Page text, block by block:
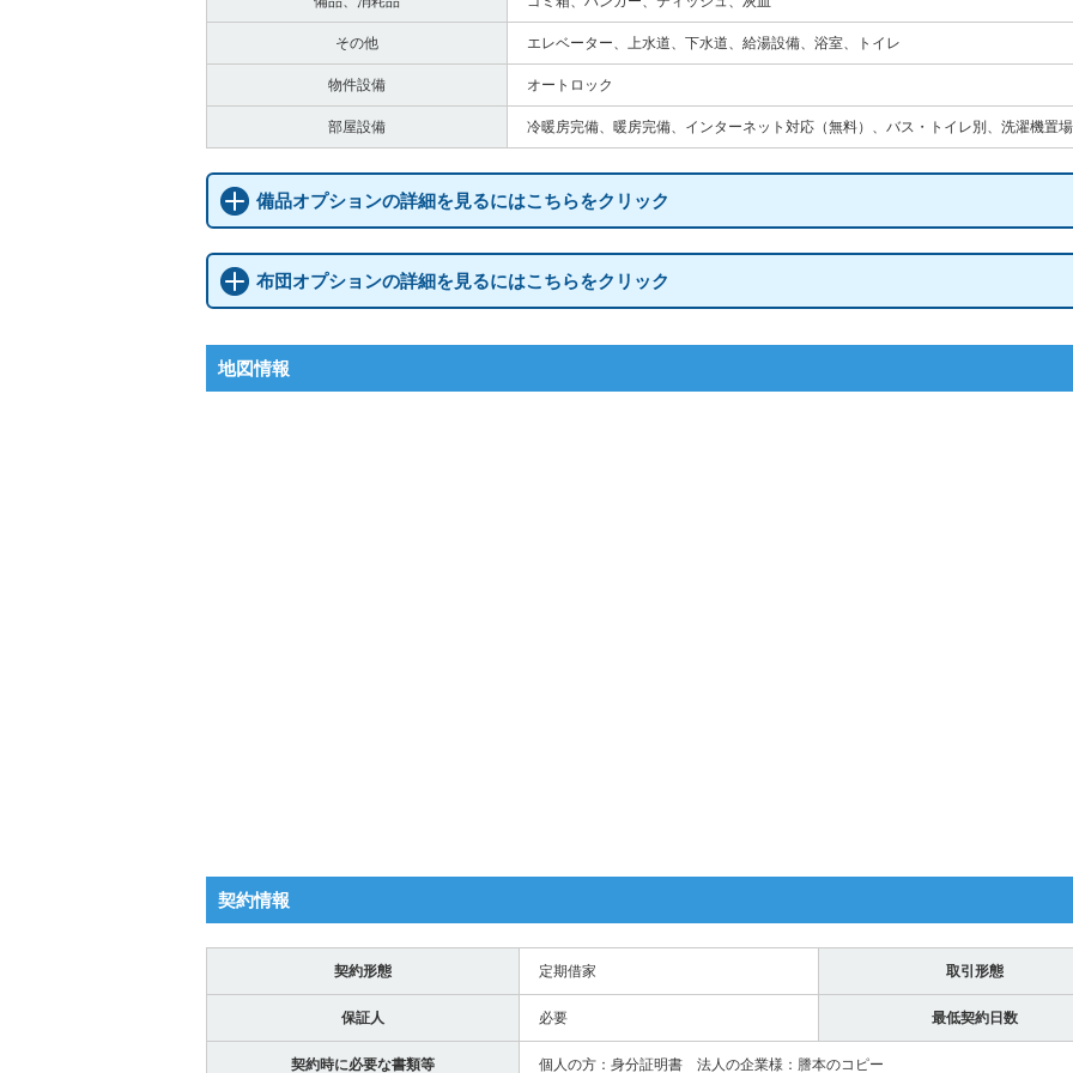
その他 エレベーター、上水道、下水道、給湯設備、浴室、トイレ
物件設備 オートロック
部屋設備 冷暖房完備、暖房完備、インターネット対応（無料）、バス・トイレ別、洗濯機置
備品オプションの詳細を見るにはこちらをクリック
布団オプションの詳細を見るにはこちらをクリック
地図情報
契約情報
契約形態 定期借家 取引形態
保証人 必要 最低契約日数
契約時に必要な書類等 個人の方：身分証明書 法人の企業様：謄本のコピー